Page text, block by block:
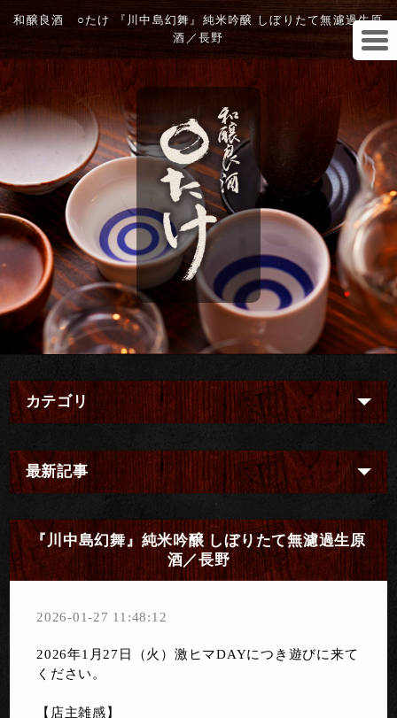
和醸良酒 ○たけ 『川中島幻舞』純米吟醸 しぼりたて無濾過生原
酒／長野
カテゴリ
最新記事
『川中島幻舞』純米吟醸 しぼりたて無濾過生原
酒／長野
2026-01-27 11:48:12
2026年1月27日（火）激ヒマDAYにつき遊びに来て
ください。
【店主雑感】